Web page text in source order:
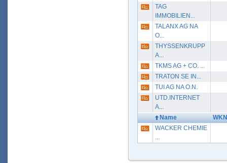
TAG
IMMOBILIEN...
TALANX AG NA
O...
THYSSENKRUPP
A...
TKMS AG + CO. ...
TRATON SE IN...
TUI AG NA O.N.
UTD.INTERNET
A...
Name
WKN
WACKER CHEMIE
...